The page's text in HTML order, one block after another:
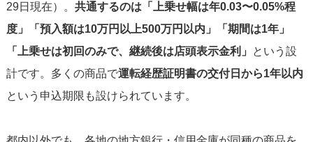
29日現在）。 共通するのは「上乗せ幅は年0.03〜0.05%程
度」「預入額は10万円以上500万円以内」「期間は1年」
「上乗せは初回のみで、継続後は店頭表示金利」
という設
計です。多くの商品で運転経歴証明書の交付日から1年以内
という申込期限も設けられています。